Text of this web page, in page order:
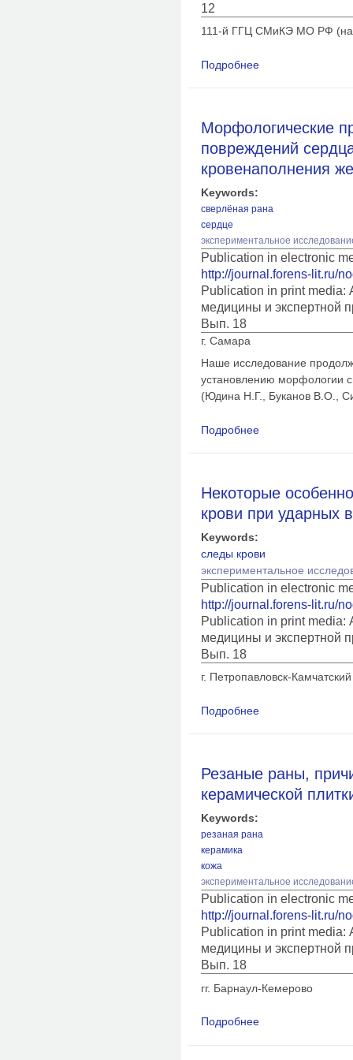
12
111-й ГГЦ СМиКЭ МО РФ
Подробнее
Морфологические
повреждений
кровенаполнения
Keywords:
сверлёная рана
сердце
экспериментальное
Publication in electronic
http://journal.forens-lit.ru/
Publication in print media:
медицины и экспертной
Вып. 18
г. Самара
Наше исследование
установлению морфологии
(Юдина Н.Г., Буканов В.О.,
Подробнее
Некоторые
крови при ударных
Keywords:
следы крови
экспериментальное
Publication in electronic
http://journal.forens-lit.ru/
Publication in print media:
медицины и экспертной
Вып. 18
г. Петропавловск-Камчатский
Подробнее
Резаные раны,
керамической
Keywords:
резаная рана
керамика
кожа
экспериментальное
Publication in electronic
http://journal.forens-lit.ru/
Publication in print media:
медицины и экспертной
Вып. 18
гг. Барнаул-Кемерово
Подробнее